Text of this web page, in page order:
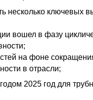
несколько ключевых
вошел в фазу
на фоне
в отрасли;
2025 год для